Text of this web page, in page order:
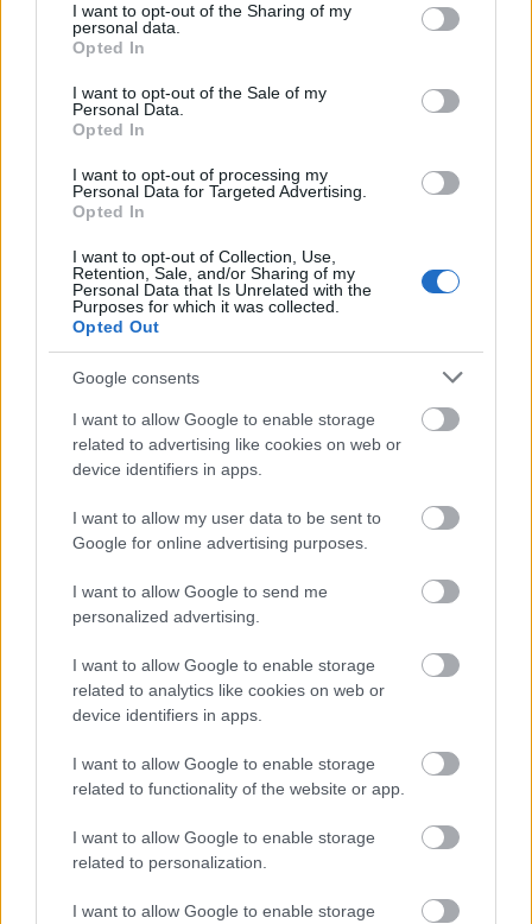
not limited to your visit or usage behaviour. You may click to
grant or deny consent to Google and its third-party tags to
use your data for below specified purposes in below Google
consent section.
I want to opt-out of the Sharing of my
personal data.
Opted In
I want to opt-out of the Sale of my
Personal Data.
Opted In
I want to opt-out of processing my
Personal Data for Targeted Advertising.
Opted In
I want to opt-out of Collection, Use,
Retention, Sale, and/or Sharing of my
Personal Data that Is Unrelated with the
Purposes for which it was collected.
Opted Out
Google consents
I want to allow Google to enable storage
related to advertising like cookies on web or
device identifiers in apps.
I want to allow my user data to be sent to
Google for online advertising purposes.
I want to allow Google to send me
personalized advertising.
I want to allow Google to enable storage
related to analytics like cookies on web or
device identifiers in apps.
I want to allow Google to enable storage
related to functionality of the website or app.
I want to allow Google to enable storage
related to personalization.
I want to allow Google to enable storage
SZTÁROK
Elképesztő hasonlóság: Lucy Hale
hirtelen Selena Gomezzé változott
SZTÁRHÍREK
Lucy Hale az egyik legszexibb